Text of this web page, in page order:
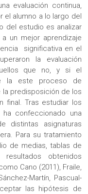
evaluación continua,
el alumno a lo largo del
del estudio es analizar
un mejor aprendizaje
significativa en el
la evaluación
que no, y si el
la este proceso de
predisposición de los
final. Tras estudiar los
confeccionado una
distintas asignaturas
Para su tratamiento
de medias, tablas de
obtenidos
Cano (2011), Fraile,
Martín, Pascual-
las hipótesis de